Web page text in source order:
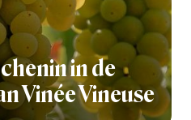
in de
Vinée Vineuse